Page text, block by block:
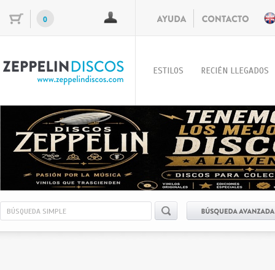
0
ESTILOS RECIÉN LLEGADOS